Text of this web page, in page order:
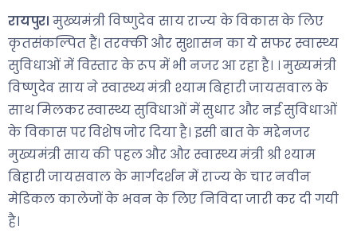
रायपुर। मुख्यमंत्री विष्णुदेव साय राज्य के विकास के लिए
कृतसंकल्पित हैं। तरक्की और सुशासन का ये सफर स्वास्थ्य
सुविधाओं में विस्तार के रूप में भी नजर आ रहा है। । मुख्यमंत्री
विष्णुदेव साय ने स्वास्थ्य मंत्री श्याम बिहारी जायसवाल के
साथ मिलकर स्वास्थ्य सुविधाओं में सुधार और नई सुविधाओं
के विकास पर विशेष जोर दिया है। इसी बात के मद्देनजर
मुख्यमंत्री साय की पहल और और स्वास्थ्य मंत्री श्री श्याम
बिहारी जायसवाल के मार्गदर्शन में राज्य के चार नवीन
मेडिकल कालेजों के भवन के लिए निविदा जारी कर दी गयी
है।